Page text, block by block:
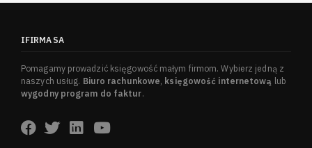
IFIRMA SA
Pomagamy prowadzić księgowość małym firmom. Wybierz jedną z
naszych usług. Biuro rachunkowe, księgowość internetową lub
wygodny program do faktur.